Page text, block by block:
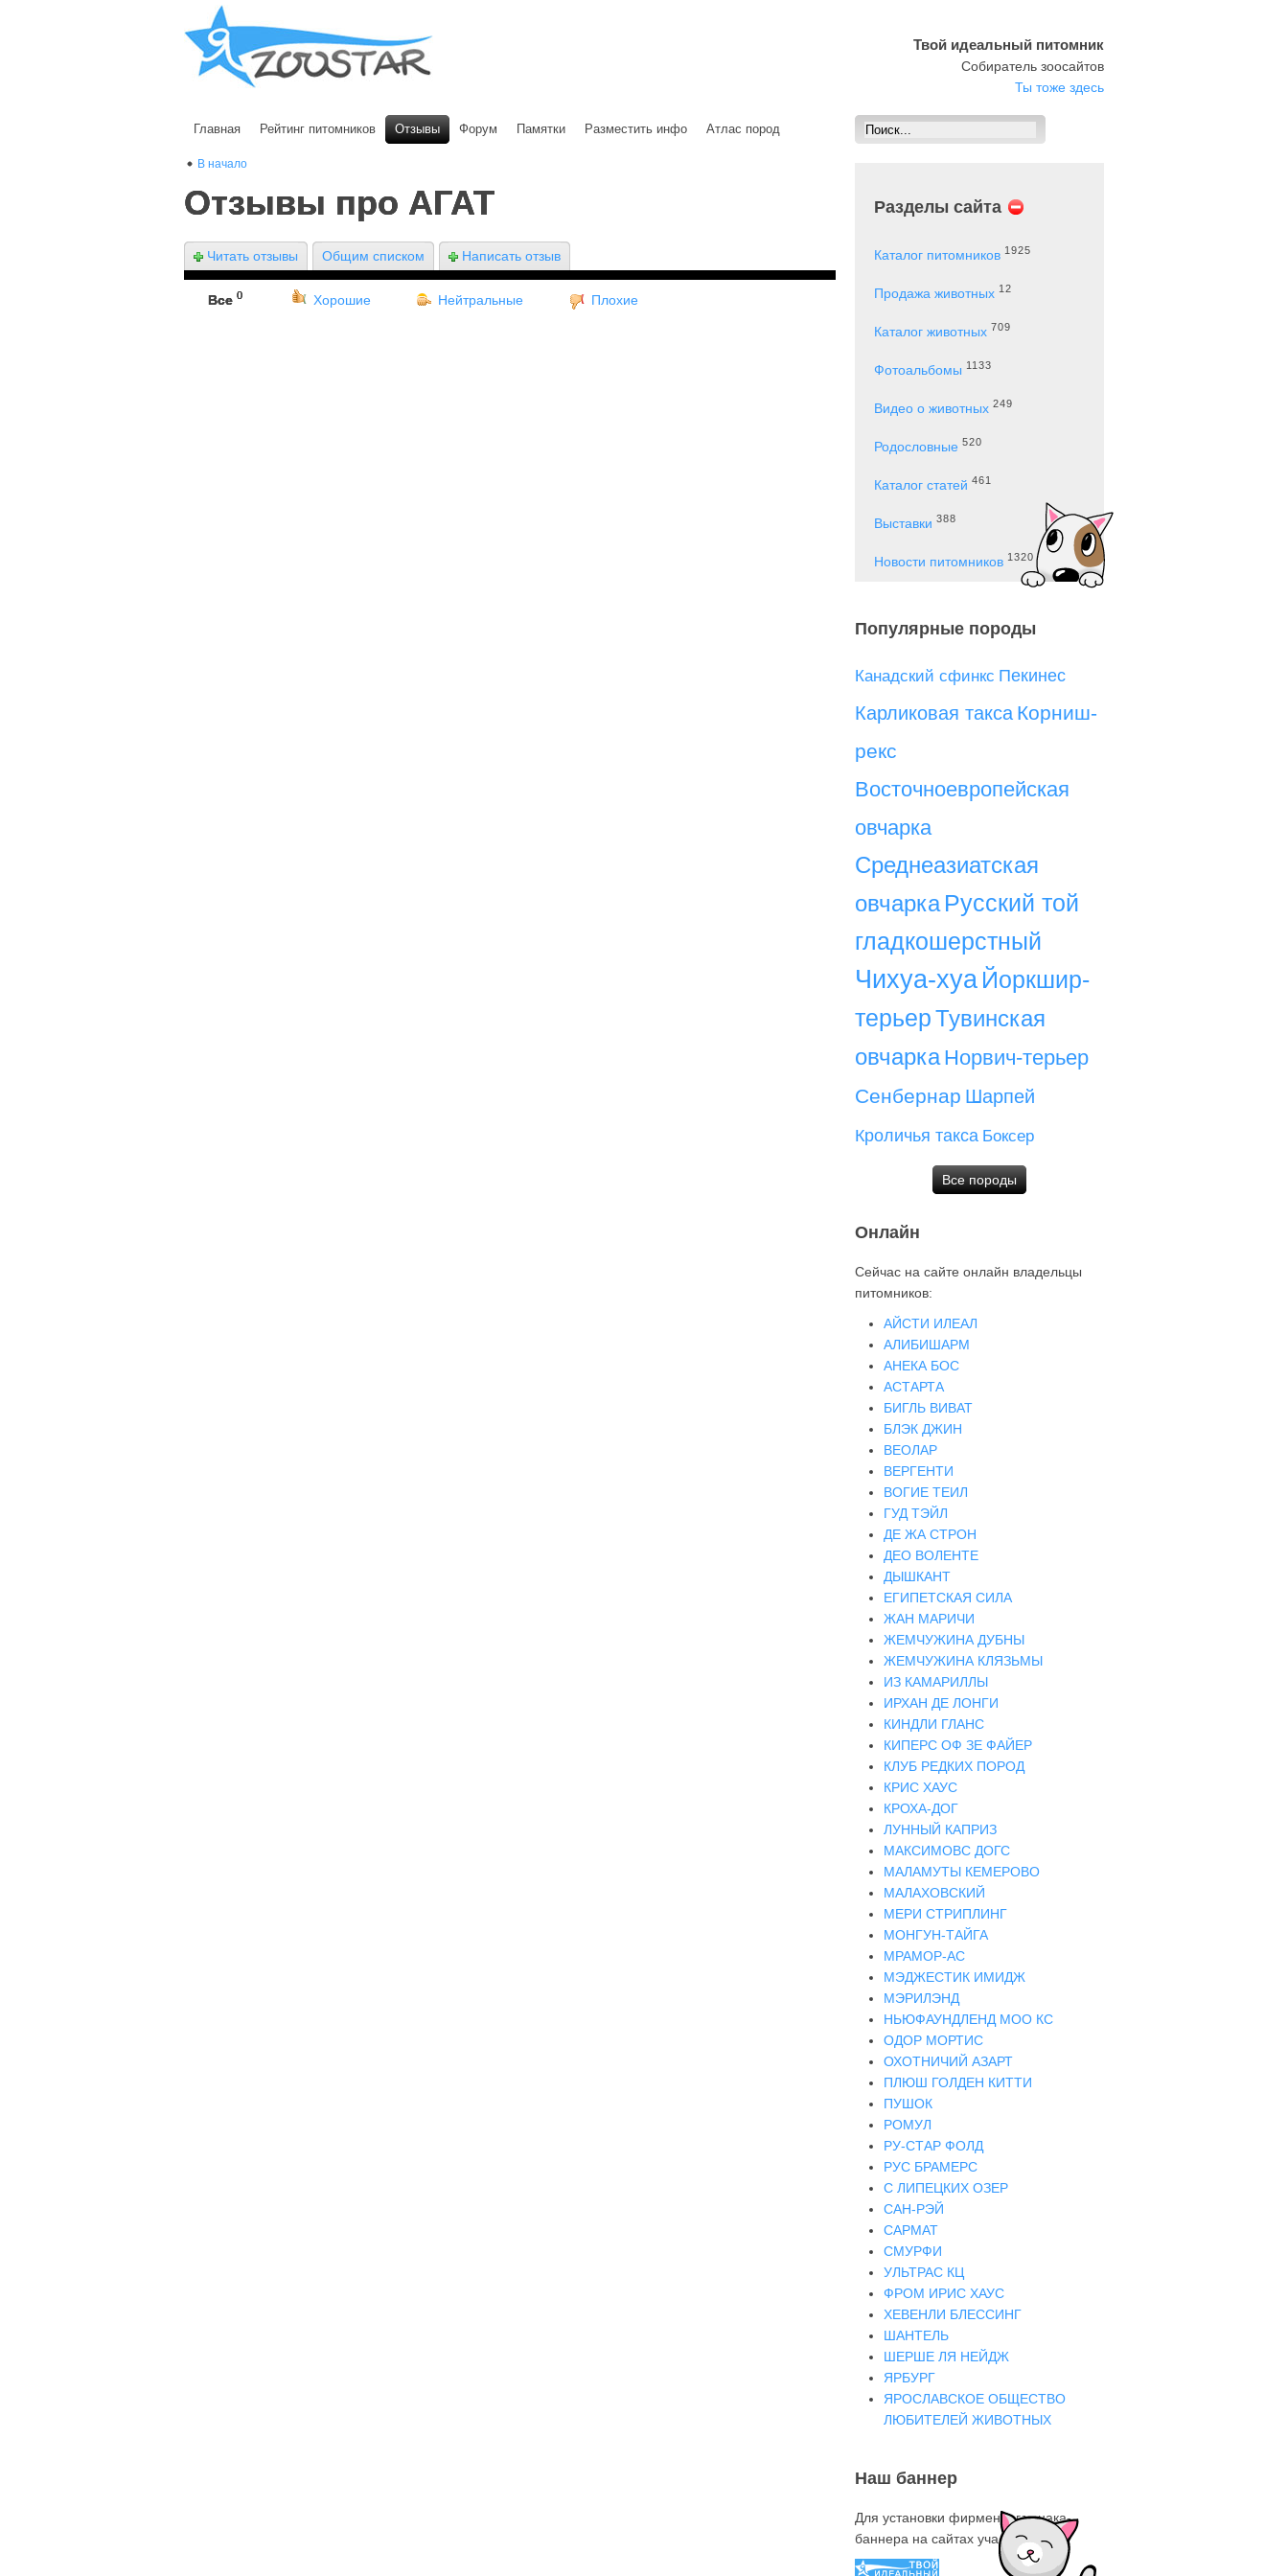
Твой идеальный питомник
Собиратель зоосайтов
Ты тоже здесь
Главная Рейтинг питомников Отзывы Форум Памятки Разместить инфо Атлас пород
В начало
Отзывы про АГАТ
Читать отзывы Общим списком Написать отзыв
Все 0 Хорошие Нейтральные Плохие
Разделы сайта
Каталог питомников 1925
Продажа животных 12
Каталог животных 709
Фотоальбомы 1133
Видео о животных 249
Родословные 520
Каталог статей 461
Выставки 388
Новости питомников 1320
Популярные породы
Канадский сфинкс Пекинес
Карликовая такса Корниш-
рекс
Восточноевропейская
овчарка
Среднеазиатская
овчарка Русский той
гладкошерстный
Чихуа-хуа Йоркшир-
терьерТувинская
овчарка Норвич-терьер
Сенбернар Шарпей
Кроличья такса Боксер
Все породы
Онлайн
Сейчас на сайте онлайн владельцы
питомников:
АЙСТИ ИЛЕАЛ
АЛИБИШАРМ
АНЕКА БОС
АСТАРТА
БИГЛЬ ВИВАТ
БЛЭК ДЖИН
ВЕОЛАР
ВЕРГЕНТИ
ВОГИЕ ТЕИЛ
ГУД ТЭЙЛ
ДЕ ЖА СТРОН
ДЕО ВОЛЕНТЕ
ДЫШКАНТ
ЕГИПЕТСКАЯ СИЛА
ЖАН МАРИЧИ
ЖЕМЧУЖИНА ДУБНЫ
ЖЕМЧУЖИНА КЛЯЗЬМЫ
ИЗ КАМАРИЛЛЫ
ИРХАН ДЕ ЛОНГИ
КИНДЛИ ГЛАНС
КИПЕРС ОФ ЗЕ ФАЙЕР
КЛУБ РЕДКИХ ПОРОД
КРИС ХАУС
КРОХА-ДОГ
ЛУННЫЙ КАПРИЗ
МАКСИМОВС ДОГС
МАЛАМУТЫ КЕМЕРОВО
МАЛАХОВСКИЙ
МЕРИ СТРИПЛИНГ
МОНГУН-ТАЙГА
МРАМОР-АС
МЭДЖЕСТИК ИМИДЖ
МЭРИЛЭНД
НЬЮФАУНДЛЕНД МОО КС
ОДОР МОРТИС
ОХОТНИЧИЙ АЗАРТ
ПЛЮШ ГОЛДЕН КИТТИ
ПУШОК
РОМУЛ
РУ-СТАР ФОЛД
РУС БРАМЕРС
С ЛИПЕЦКИХ ОЗЕР
САН-РЭЙ
САРМАТ
СМУРФИ
УЛЬТРАС КЦ
ФРОМ ИРИС ХАУС
ХЕВЕНЛИ БЛЕССИНГ
ШАНТЕЛЬ
ШЕРШЕ ЛЯ НЕЙДЖ
ЯРБУРГ
ЯРОСЛАВСКОЕ ОБЩЕСТВО
ЛЮБИТЕЛЕЙ ЖИВОТНЫХ
Наш баннер
Для установки фирменного знака-
баннера на сайтах участниках